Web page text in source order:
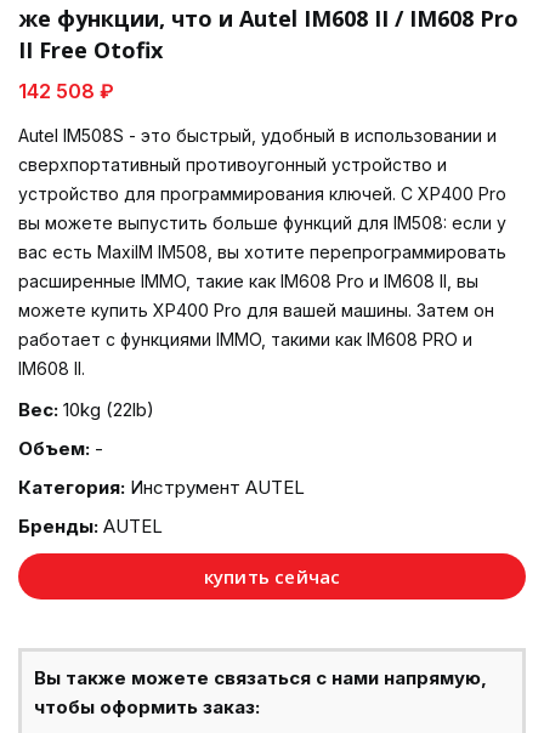
же функции, что и Autel IM608 II / IM608 Pro
II Free Otofix
142 508 ₽
Autel IM508S - это быстрый, удобный в использовании и
сверхпортативный противоугонный устройство и
устройство для программирования ключей. С XP400 Pro
вы можете выпустить больше функций для IM508: если у
вас есть MaxiIM IM508, вы хотите перепрограммировать
расширенные IMMO, такие как IM608 Pro и IM608 II, вы
можете купить XP400 Pro для вашей машины. Затем он
работает с функциями IMMO, такими как IM608 PRO и
IM608 II.
Вес: 10kg (22lb)
Объем: -
Категория: Инструмент AUTEL
Бренды: AUTEL
купить сейчас
Вы также можете связаться с нами напрямую,
чтобы оформить заказ: